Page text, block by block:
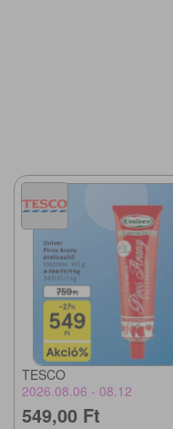
TESCO
2026.08.06 - 08.12
549,00 Ft